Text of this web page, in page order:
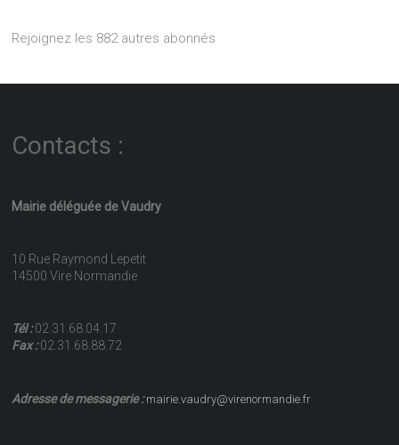
Rejoignez les 882 autres abonnés
Contacts :
Mairie déléguée de Vaudry
10 Rue Raymond Lepetit
14500 Vire Normandie
Tél :02.31.68.04.17
Fax :02.31.68.88.72
Adresse de messagerie :mairie.vaudry@virenormandie.fr